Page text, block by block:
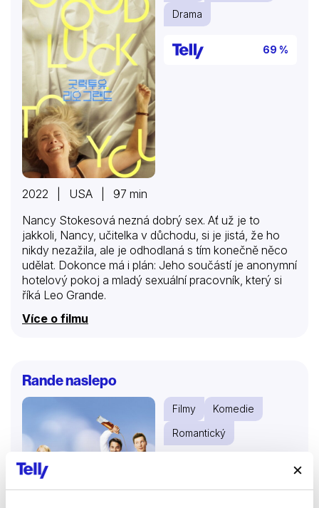
Drama
69 %
2022 | USA | 97 min
Nancy Stokesová nezná dobrý sex. Ať už je to
jakkoli, Nancy, učitelka v důchodu, si je jistá, že ho
nikdy nezažila, ale je odhodlaná s tím konečně něco
udělat. Dokonce má i plán: Jeho součástí je anonymní
hotelový pokoj a mladý sexuální pracovník, který si
říká Leo Grande.
Více o filmu
Rande naslepo
Filmy
Komedie
Romantický